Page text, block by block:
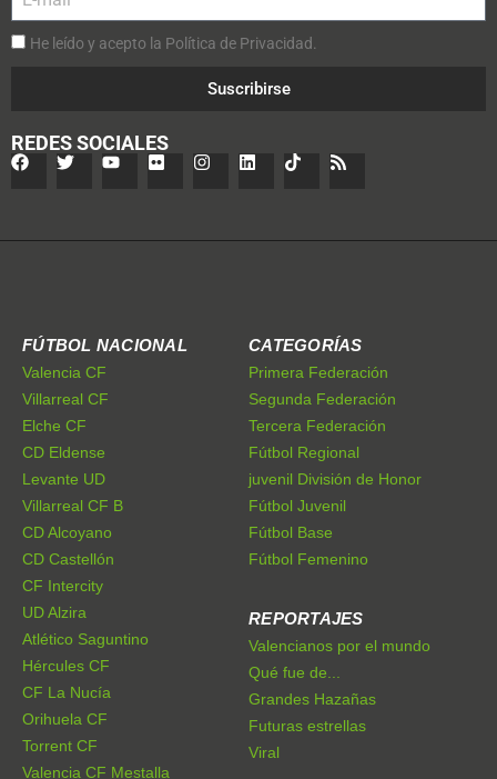
He leído y acepto la Política de Privacidad.
Suscribirse
REDES SOCIALES
FÚTBOL NACIONAL
Valencia CF
Villarreal CF
Elche CF
CD Eldense
Levante UD
Villarreal CF B
CD Alcoyano
CD Castellón
CF Intercity
UD Alzira
Atlético Saguntino
Hércules CF
CF La Nucía
Orihuela CF
Torrent CF
Valencia CF Mestalla
CATEGORÍAS
Primera Federación
Segunda Federación
Tercera Federación
Fútbol Regional
juvenil División de Honor
Fútbol Juvenil
Fútbol Base
Fútbol Femenino
REPORTAJES
Valencianos por el mundo
Qué fue de...
Grandes Hazañas
Futuras estrellas
Viral